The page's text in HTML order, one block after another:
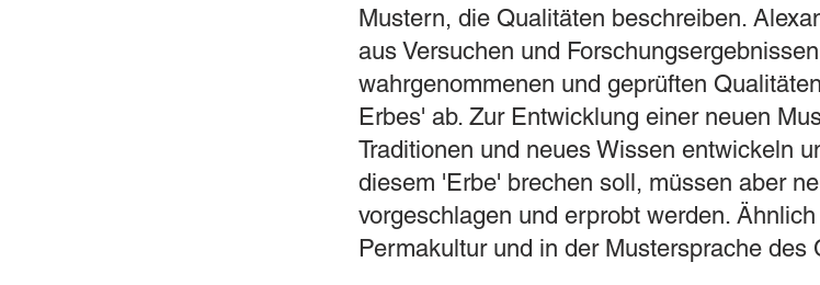
Mustern, die Qualitäten beschreiben.
aus Versuchen und
wahrgenommenen und geprüften
Erbes' ab. Zur Entwicklung einer neuen
Traditionen und neues Wissen entwickeln
diesem 'Erbe' brechen soll, müssen aber
vorgeschlagen und erprobt werden.
Permakultur und in der Mustersprache des